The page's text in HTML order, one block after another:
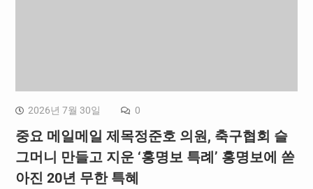
2026년 7월 30일 0
중요 메일메일 제목정준호 의원, 축구협회 슬
그머니 만들고 지운 ‘홍명보 특례’ 홍명보에 쏟
아진 20년 무한 특혜